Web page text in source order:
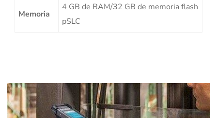
Memoria
4 GB de RAM/32 GB de memoria flash
pSLC